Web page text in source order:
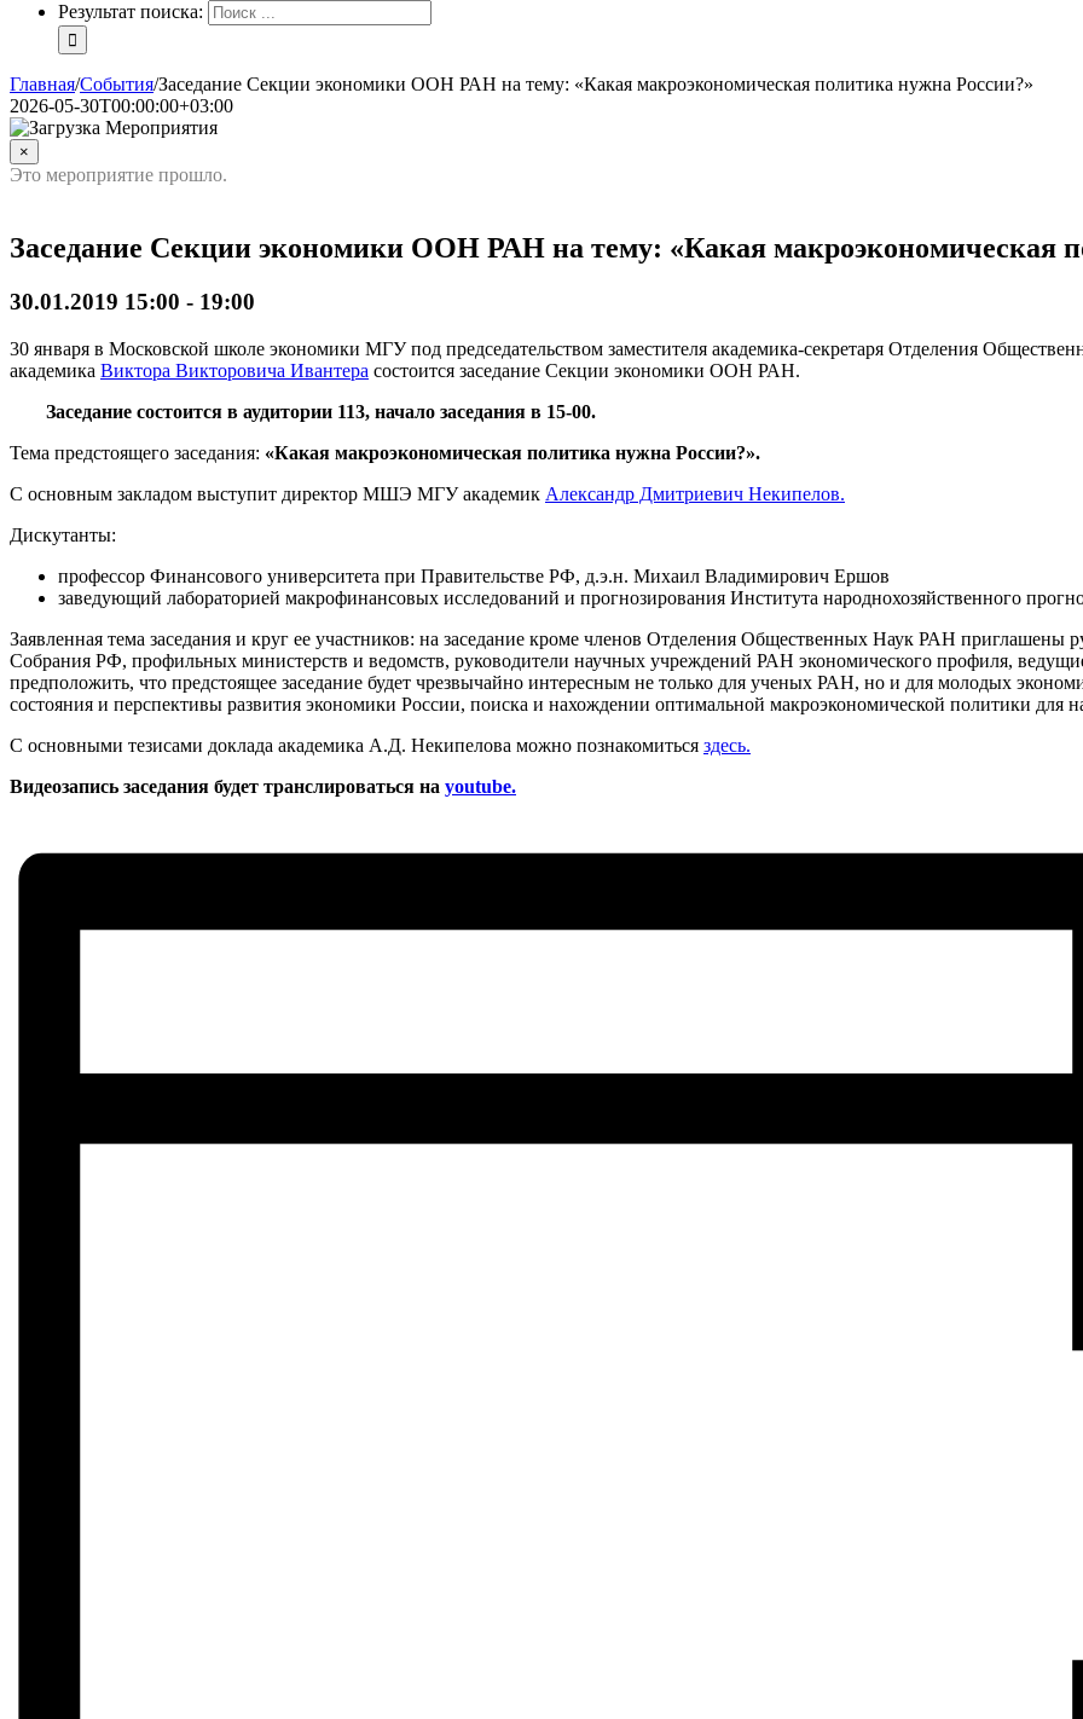
Результат поиска:
Главная/События/Заседание Секции экономики ООН РАН на тему: «Какая макроэкономическая политика нужна России?»
2026-05-30T00:00:00+03:00
×
Это мероприятие прошло.
Заседание Секции экономики ООН РАН на тему: «Какая макроэкономическая
30.01.2019 15:00 - 19:00
30 января в Московской школе экономики МГУ под председательством заместителя академика-секретаря Отделения
академика Виктора Викторовича Ивантера состоится заседание Секции экономики ООН РАН.
Заседание состоится в аудитории 113, начало заседания в 15-00.
Тема предстоящего заседания: «Какая макроэкономическая политика нужна России?».
С основным закладом выступит директор МШЭ МГУ академик Александр Дмитриевич Некипелов.
Дискутанты:
профессор Финансового университета при Правительстве РФ, д.э.н. Михаил Владимирович Ершов
заведующий лабораторией макрофинансовых исследований и прогнозирования Института народнохозяйственного
Заявленная тема заседания и круг ее участников: на заседание кроме членов Отделения Общественных Наук РАН приглашены
Собрания РФ, профильных министерств и ведомств, руководители научных учреждений РАН экономического профиля,
предположить, что предстоящее заседание будет чрезвычайно интересным не только для ученых РАН, но и для молодых
состояния и перспективы развития экономики России, поиска и нахождении оптимальной макроэкономической политики для
С основными тезисами доклада академика А.Д. Некипелова можно познакомиться здесь.
Видеозапись заседания будет транслироваться на youtube.